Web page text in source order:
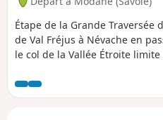
Étape de la Grande Traversée
de Val Fréjus à Névache en
le col de la Vallée Étroite limite